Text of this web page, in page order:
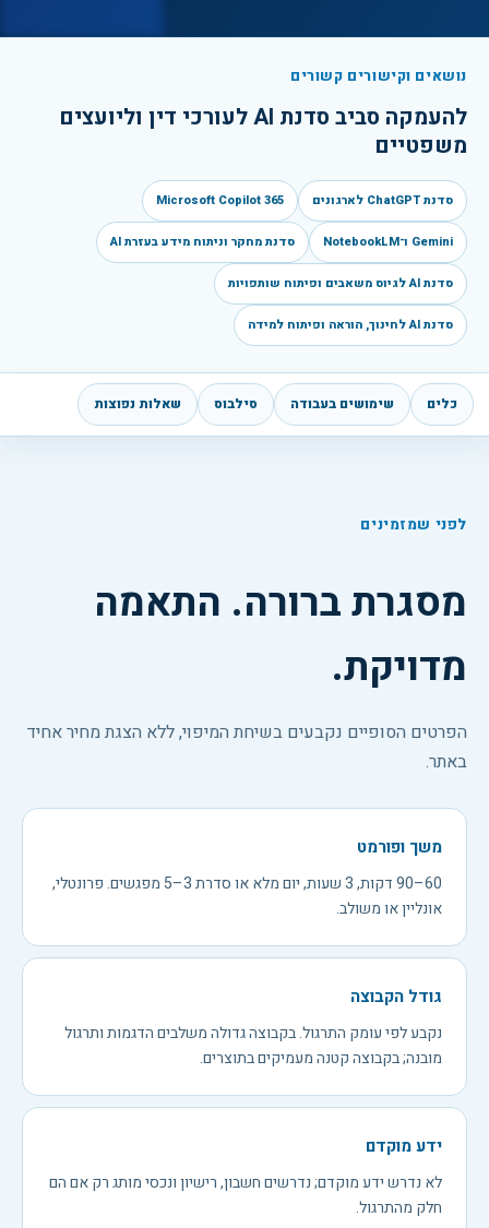
נושאים וקישורים קשורים
להעמקה סביב
סדנת AI לעורכי דין וליועצים
משפטיים
סדנת ChatGPT לארגונים Microsoft Copilot 365
Gemini ו־NotebookLM סדנת מחקר וניתוח מידע בעזרת AI
סדנת AI לגיוס משאבים ופיתוח שותפויות
סדנת AI לחינוך, הוראה ופיתוח למידה
כלים שימושים בעבודה סילבוס שאלות נפוצות
לפני שמזמינים
מסגרת ברורה. התאמה
מדויקת.
הפרטים הסופיים נקבעים בשיחת המיפוי, ללא הצגת מחיר אחיד
באתר.
משך ופורמט
60–90 דקות, 3 שעות, יום מלא או סדרת 3–5 מפגשים. פרונטלי,
אונליין או משולב.
גודל הקבוצה
נקבע לפי עומק התרגול. בקבוצה גדולה משלבים הדגמות ותרגול
מובנה; בקבוצה קטנה מעמיקים בתוצרים.
ידע מוקדם
לא נדרש ידע מוקדם; נדרשים חשבון, רישיון ונכסי מותג רק אם הם
חלק מהתרגול.